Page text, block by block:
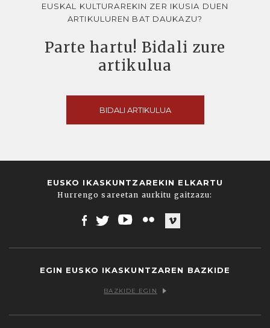
EUSKAL KULTURAREKIN ZER IKUSIA DUEN
ARTIKULUREN BAT DAUKAZU?
Parte hartu! Bidali zure
artikulua
BIDALI ARTIKULUA
EUSKO IKASKUNTZAREKIN ELKARTU
Hurrengo sareetan aurkitu gaitzazu:
EGIN EUSKO IKASKUNTZAREN BAZKIDE
BAZKIDE EGIN